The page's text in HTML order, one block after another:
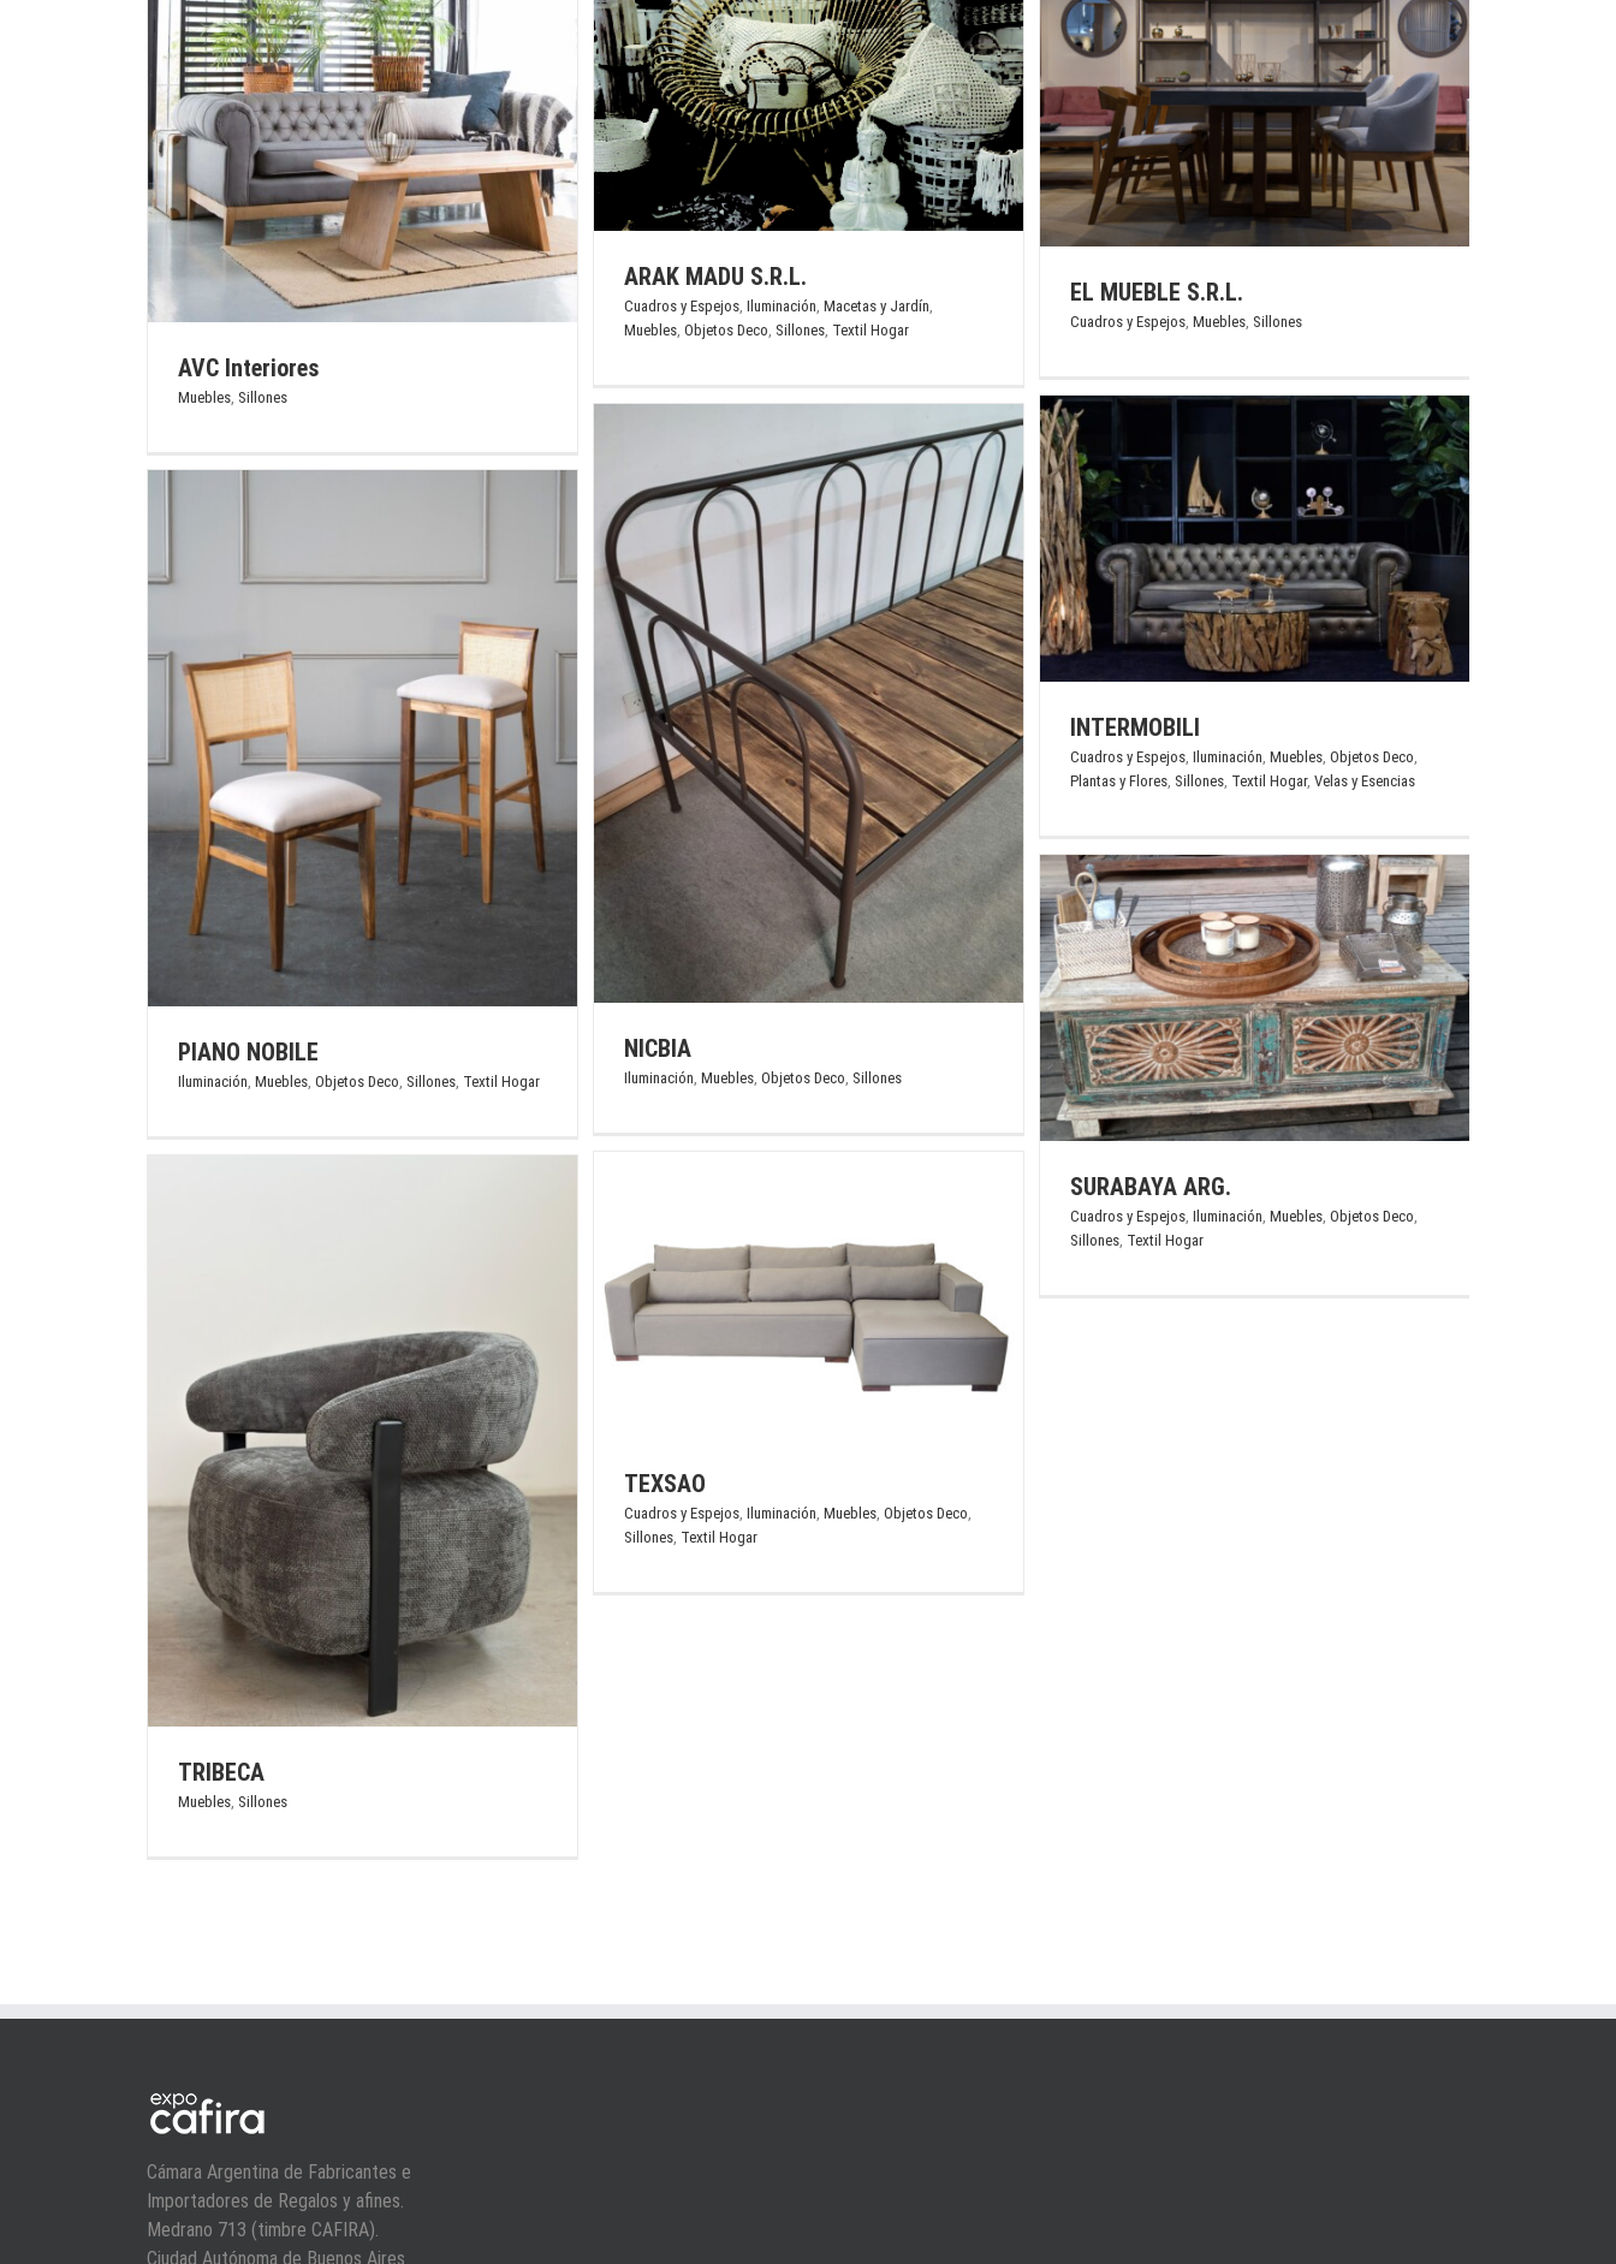
AVC Interiores
Muebles Sillones
ARAK MADU S.R.L.
Cuadros y Espejos Iluminación Macetas y Jardín
Muebles
Objetos Deco Sillones Textil Hogar
ARAK MADU S.R.L.
Cuadros y Espejos, Iluminación, Macetas y Jardín,
Muebles, Objetos Deco, Sillones, Textil Hogar
EL MUEBLE S.R.L.
Cuadros y Espejos Muebles Sillones
EL MUEBLE S.R.L.
Cuadros y Espejos, Muebles, Sillones
INTERMOBILI
Cuadros y Espejos Iluminación Muebles
Objetos Deco
Plantas y Flores
Sillones Textil Hogar Velas y Esencias
INTERMOBILI
Cuadros y Espejos, Iluminación, Muebles, Objetos Deco,
Plantas y Flores, Sillones, Textil Hogar, Velas y Esencias
Iluminación Sillones
NICBIA
Iluminación Muebles Objetos Deco Sillones
PIANO NOBILE
Iluminación, Muebles, Objetos Deco, Sillones, Textil Hogar
SURABAYA ARG.
SURABAYA ARG.
Cuadros y Espejos, Iluminación, Muebles, Objetos Deco,
Sillones, Textil Hogar
Sillones Textil Hogar
TEXSAO
Cuadros y Espejos, Iluminación, Muebles, Objetos Deco,
Sillones, Textil Hogar
TRIBECA
Muebles, Sillones
Cámara Argentina de Fabricantes e
Importadores de Regalos y afines.
Medrano 713 (timbre CAFIRA).
Ciudad Autónoma de Buenos Aires